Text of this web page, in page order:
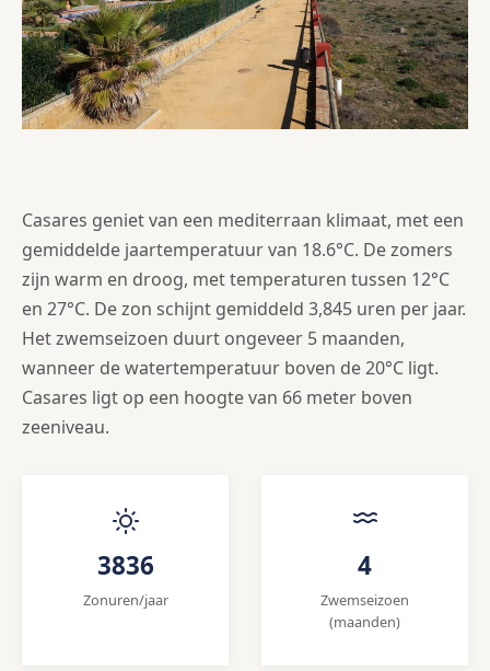
Casares geniet van een mediterraan klimaat, met een
gemiddelde jaartemperatuur van 18.6°C. De zomers
zijn warm en droog, met temperaturen tussen 12°C
en 27°C. De zon schijnt gemiddeld 3,845 uren per jaar.
Het zwemseizoen duurt ongeveer 5 maanden,
wanneer de watertemperatuur boven de 20°C ligt.
Casares ligt op een hoogte van 66 meter boven
zeeniveau.
3836
Zonuren/jaar
4
Zwemseizoen
(maanden)